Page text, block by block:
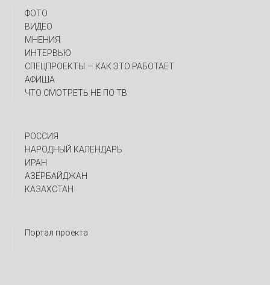
ФОТО
ВИДЕО
МНЕНИЯ
ИНТЕРВЬЮ
CПЕЦПРОЕКТЫ — КАК ЭТО РАБОТАЕТ
АФИША
ЧТО СМОТРЕТЬ НЕ ПО ТВ
РОССИЯ
НАРОДНЫЙ КАЛЕНДАРЬ
ИРАН
АЗЕРБАЙДЖАН
КАЗАХСТАН
Портал проекта